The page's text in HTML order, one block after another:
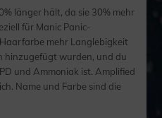
länger hält, da sie 30% mehr
für Manic Panic-
mehr Langlebigkeit
hinzugefügt wurden, und du
und Ammoniak ist. Amplified
Name und Farbe sind die